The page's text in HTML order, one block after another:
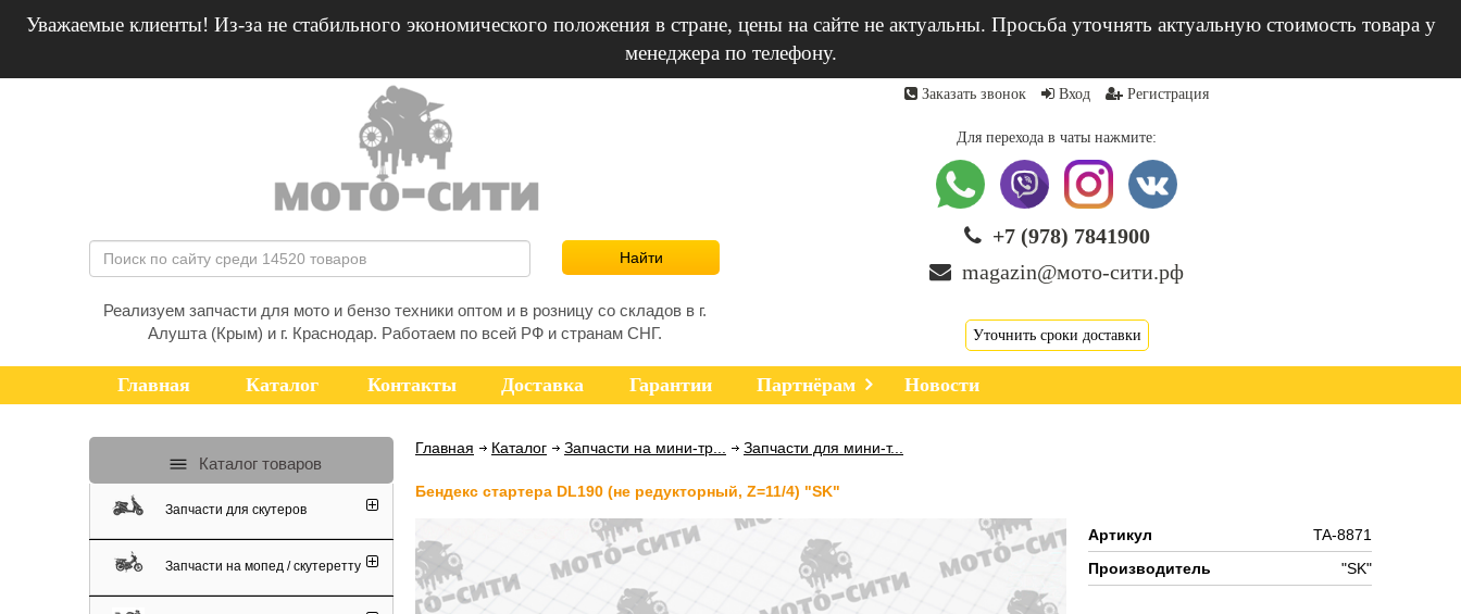
Уважаемые клиенты! Из-за не стабильного экономического положения в стране, цены на сайте не актуальны. Просьба уточнять актуальную стоимость товара у
менеджера по телефону.
Реализуем запчасти для мото и бензо техники оптом и в розницу со складов в г.
Алушта (Крым) и г. Краснодар. Работаем по всей РФ и странам СНГ.
Заказать звонок Вход Регистрация
Для перехода в чаты нажмите:
+7 (978) 7841900
magazin@мото-сити.рф
Уточнить сроки доставки
Главная Каталог Контакты Доставка Гарантии Партнёрам Новости
Главная Каталог Запчасти на мини-тр... Запчасти для мини-т...
Бендекс стартера DL190 (не редукторный, Z=11/4) "SK"
Артикул
TA-8871
Производитель
"SK"
Каталог товаров
Запчасти для скутеров
Запчасти на мопед / скутеретту